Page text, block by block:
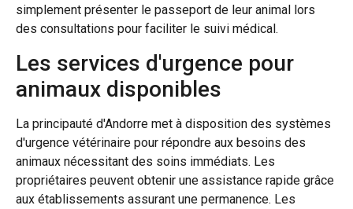
simplement présenter le passeport de leur animal lors
des consultations pour faciliter le suivi médical.
Les services d'urgence pour
animaux disponibles
La principauté d'Andorre met à disposition des systèmes
d'urgence vétérinaire pour répondre aux besoins des
animaux nécessitant des soins immédiats. Les
propriétaires peuvent obtenir une assistance rapide grâce
aux établissements assurant une permanence. Les